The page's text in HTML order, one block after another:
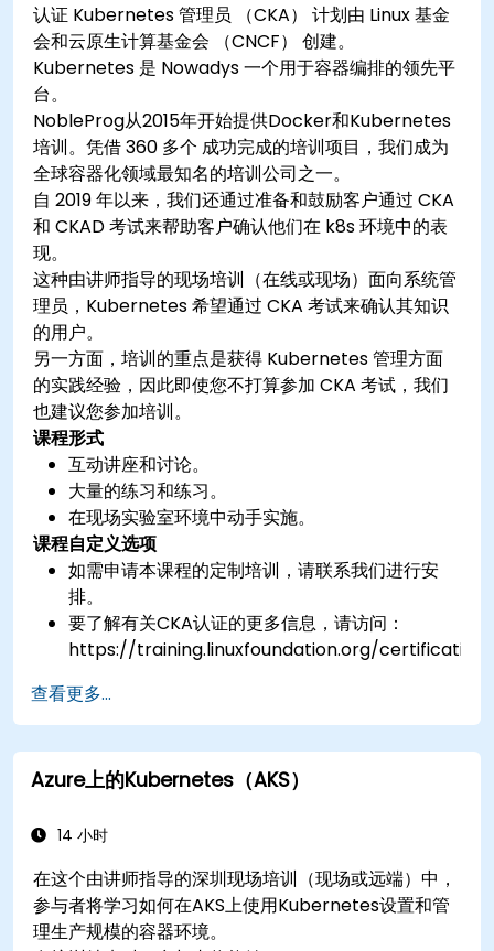
认证 Kubernetes 管理员 （CKA） 计划由 Linux 基金
会和云原生计算基金会 （CNCF） 创建。
Kubernetes 是 Nowadys 一个用于容器编排的领先平
台。
NobleProg从2015年开始提供Docker和Kubernetes
培训。凭借 360 多个 成功完成的培训项目，我们成为
全球容器化领域最知名的培训公司之一。
自 2019 年以来，我们还通过准备和鼓励客户通过 CKA
和 CKAD 考试来帮助客户确认他们在 k8s 环境中的表
现。
这种由讲师指导的现场培训（在线或现场）面向系统管
理员，Kubernetes 希望通过 CKA 考试来确认其知识
的用户。
另一方面，培训的重点是获得 Kubernetes 管理方面
的实践经验，因此即使您不打算参加 CKA 考试，我们
也建议您参加培训。
课程形式
互动讲座和讨论。
大量的练习和练习。
在现场实验室环境中动手实施。
课程自定义选项
如需申请本课程的定制培训，请联系我们进行安
排。
要了解有关CKA认证的更多信息，请访问：
https://training.linuxfoundation.org/
查看更多...
Azure上的Kubernetes（AKS）
14 小时
在这个由讲师指导的深圳现场培训（现场或远端）中，
参与者将学习如何在AKS上使用Kubernetes设置和管
理生产规模的容器环境。